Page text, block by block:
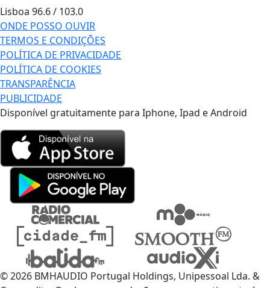
Lisboa 96.6 / 103.0
ONDE POSSO OUVIR
TERMOS E CONDIÇÕES
POLÍTICA DE PRIVACIDADE
POLÍTICA DE COOKIES
TRANSPARÊNCIA
PUBLICIDADE
Disponível gratuitamente para Iphone, Ipad e Android
© 2026 BMHAUDIO Portugal Holdings, Unipessoal Lda. &